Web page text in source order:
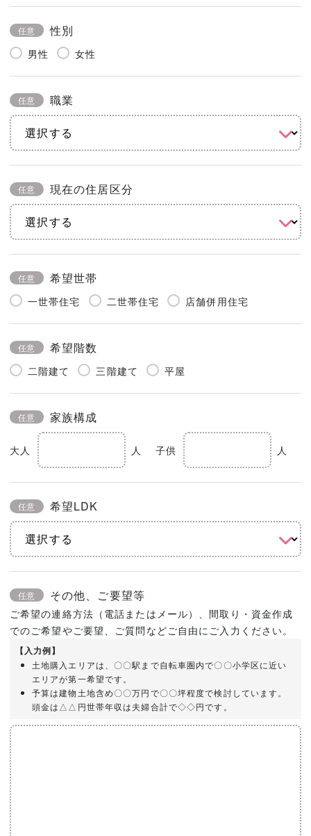
任意 性別
男性 女性
任意 職業
任意 現在の住居区分
任意 希望世帯
一世帯住宅 二世帯住宅 店舗併用住宅
任意 希望階数
二階建て 三階建て 平屋
任意 家族構成
大人 人 子供 人
任意 希望LDK
任意 その他、ご要望等
ご希望の連絡方法（電話またはメール）、間取り・資金作成
でのご希望やご要望、ご質問などご自由にご入力ください。
【入力例】
土地購入エリアは、〇〇駅まで自転車圏内で〇〇小学区に近い
エリアが第一希望です。
予算は建物土地含め〇〇万円で〇〇坪程度で検討しています。
頭金は△△円世帯年収は夫婦合計で◇◇円です。